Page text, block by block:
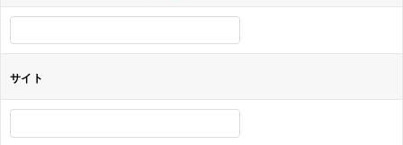
ン
サイト